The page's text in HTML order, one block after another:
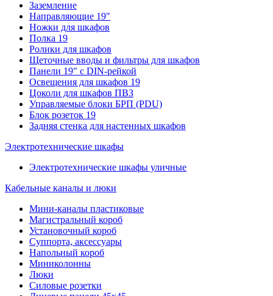
Заземление
Направляющие 19"
Ножки для шкафов
Полка 19
Ролики для шкафов
Щеточные вводы и фильтры для шкафов
Панели 19" с DIN-рейкой
Освещения для шкафов 19
Цоколи для шкафов ПВЗ
Управляемые блоки БРП (PDU)
Блок розеток 19
Задняя стенка для настенных шкафов
Электротехнические шкафы
Электротехнические шкафы уличные
Кабельные каналы и люки
Мини-каналы пластиковые
Магистральный короб
Установочный короб
Суппорта, аксессуары
Напольный короб
Миниколонны
Люки
Силовые розетки